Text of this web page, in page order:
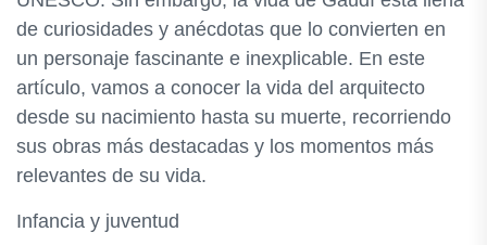
de curiosidades y anécdotas que lo convierten en
un personaje fascinante e inexplicable. En este
artículo, vamos a conocer la vida del arquitecto
desde su nacimiento hasta su muerte, recorriendo
sus obras más destacadas y los momentos más
relevantes de su vida.
Infancia y juventud